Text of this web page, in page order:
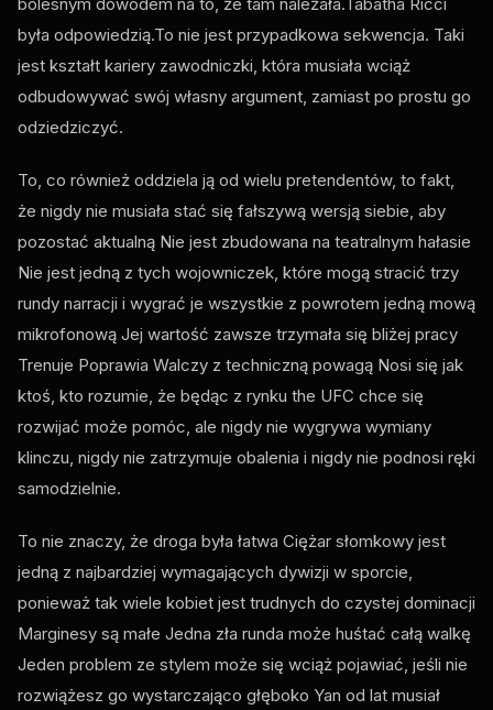
była odpowiedzią.To nie jest przypadkowa sekwencja. Taki
jest kształt kariery zawodniczki, która musiała wciąż
odbudowywać swój własny argument, zamiast po prostu go
odziedziczyć.
To, co również oddziela ją od wielu pretendentów, to fakt,
że nigdy nie musiała stać się fałszywą wersją siebie, aby
pozostać aktualną Nie jest zbudowana na teatralnym hałasie
Nie jest jedną z tych wojowniczek, które mogą stracić trzy
rundy narracji i wygrać je wszystkie z powrotem jedną mową
mikrofonową Jej wartość zawsze trzymała się bliżej pracy
Trenuje Poprawia Walczy z techniczną powagą Nosi się jak
ktoś, kto rozumie, że będąc z rynku the UFC chce się
rozwijać może pomóc, ale nigdy nie wygrywa wymiany
klinczu, nigdy nie zatrzymuje obalenia i nigdy nie podnosi ręki
samodzielnie.
To nie znaczy, że droga była łatwa Ciężar słomkowy jest
jedną z najbardziej wymagających dywizji w sporcie,
ponieważ tak wiele kobiet jest trudnych do czystej dominacji
Marginesy są małe Jedna zła runda może huśtać całą walkę
Jeden problem ze stylem może się wciąż pojawiać, jeśli nie
rozwiążesz go wystarczająco głęboko Yan od lat musiał